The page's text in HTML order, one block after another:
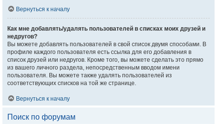
Вернуться к началу
Как мне добавлять/удалять пользователей в списках моих друзей и
недругов?
Вы можете добавлять пользователей в свой список двумя способами. В
профиле каждого пользователя есть ссылка для его добавления в
список друзей или недругов. Кроме того, вы можете сделать это прямо
из вашего личного раздела, непосредственным вводом имени
пользователя. Вы можете также удалять пользователей из
соответствующих списков на той же странице.
Вернуться к началу
Поиск по форумам